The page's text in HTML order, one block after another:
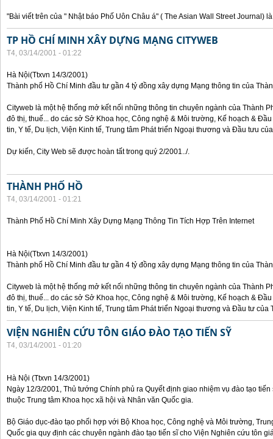
"Bài viết trên của " Nhật báo Phố Uôn Châu á" ( The Asian Wall Street Journal)
TP HỒ CHÍ MINH XÂY DỰNG MẠNG CITYWEB
T4, 03/14/2001 - 01:22
Hà Nội(Ttxvn 14/3/2001)
Thành phố Hồ Chí Minh đầu tư gần 4 tỷ đồng xây dựng Mạng thông tin của
Cityweb là một hệ thống mở kết nối những thông tin chuyên ngành của Thành
đô thị, thuế... do các sở Sở Khoa học, Công nghệ & Môi trường, Kế hoạch &
tin, Y tế, Du lịch, Viện Kinh tế, Trung tâm Phát triển Ngoại thương và Đầu tưu
Dự kiến, City Web sẽ được hoàn tất trong quý 2/2001../.
THÀNH PHỐ HỒ
T4, 03/14/2001 - 01:21
Thành Phố Hồ Chí Minh Xây Dựng Mạng Thông Tin Tích Hợp Trên Internet
Hà Nội(Ttxvn 14/3/2001)
Thành phố Hồ Chí Minh đầu tư gần 4 tỷ đồng xây dựng Mạng thông tin của
Cityweb là một hệ thống mở kết nối những thông tin chuyên ngành của Thành
đô thị, thuế... do các sở Sở Khoa học, Công nghệ & Môi trường, Kế hoạch &
tin, Y tế, Du lịch, Viện Kinh tế, Trung tâm Phát triển Ngoại thương và Đầu tư của
VIỆN NGHIÊN CỨU TÔN GIÁO ĐÀO TẠO TIẾN SỸ
T4, 03/14/2001 - 01:20
Hà Nội (Ttxvn 14/3/2001)
Ngày 12/3/2001, Thủ tướng Chính phủ ra Quyết định giao nhiệm vụ đào tạo
thuộc Trung tâm Khoa học xã hội và Nhân văn Quốc gia.
Bộ Giáo dục-đào tạo phối hợp với Bộ Khoa học, Công nghệ và Môi trường,
Quốc gia quy định các chuyên ngành đào tạo tiến sĩ cho Viện Nghiên cứu tôn